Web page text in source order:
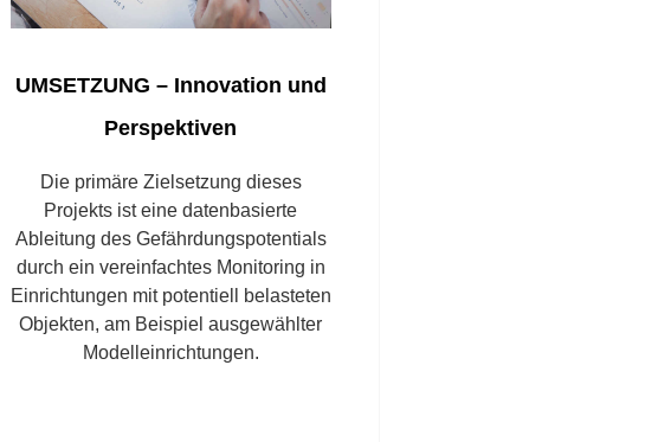
UMSETZUNG – Innovation und
Perspektiven
Die primäre Zielsetzung dieses
Projekts ist eine datenbasierte
Ableitung des Gefährdungspotentials
durch ein vereinfachtes Monitoring in
Einrichtungen mit potentiell belasteten
Objekten, am Beispiel ausgewählter
Modelleinrichtungen.